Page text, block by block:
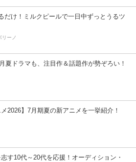
だけ！ミルクピールで一日中ずっとうるツ
リーノ
夏ドラマも、注目作＆話題作が勢ぞろい！
メ2026】7月期夏の新アニメを一挙紹介！
す10代～20代を応援！オーディション・